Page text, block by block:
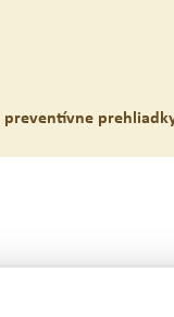
preventívne